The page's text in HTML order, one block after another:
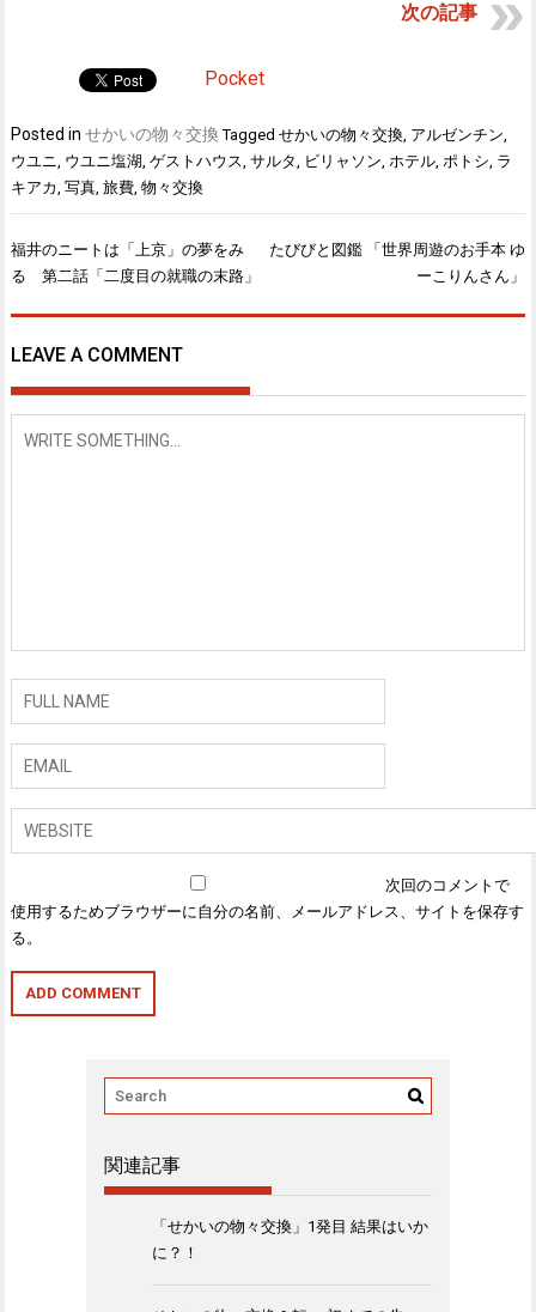
次の記事
Pocket
Posted inせかいの物々交換 Taggedせかいの物々交換 アルゼンチン
ウユニ
ウユニ塩湖 ,ゲストハウス ,サルタ ビリャソン ホテル ポトシ ラ
キアカ ,写真 ,旅費 ,物々交換
投
稿
ナ
ビ
ゲ
ー
シ
ョ
福井のニートは「上京」の夢をみ
る 第二話「二度目の就職の末路」
たびびと図鑑 「世界周遊のお手本 ゆ
ーこりんさん」
LEAVE A COMMENT
次回のコメントで
使用するためブラウザーに自分の名前、メールアドレス、サイトを保存す
る。
関連記事
「せかいの物々交換」1発目 結果はいか
に？！